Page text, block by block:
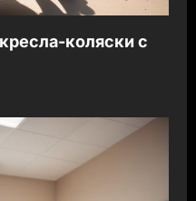
коляски с